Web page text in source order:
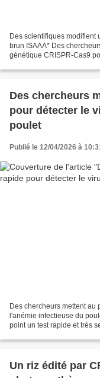
Des scientifiques modifient
brun ISAAA* Des
génétique CRISPR-Cas9
Des chercheurs
pour détecter le
poulet
Publié le 12/04/2026 à
Des chercheurs mettent au
l'anémie infectieuse du
point un test rapide et très
Un riz édité par